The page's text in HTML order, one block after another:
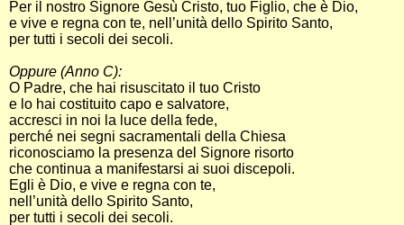
Per il nostro Signore Gesù Cristo, tuo Figlio, che è Dio,
e vive e regna con te, nell’unità dello Spirito Santo,
per tutti i secoli dei secoli.
Oppure (Anno C):
O Padre, che hai risuscitato il tuo Cristo
e lo hai costituito capo e salvatore,
accresci in noi la luce della fede,
perché nei segni sacramentali della Chiesa
riconosciamo la presenza del Signore risorto
che continua a manifestarsi ai suoi discepoli.
Egli è Dio, e vive e regna con te,
nell’unità dello Spirito Santo,
per tutti i secoli dei secoli.